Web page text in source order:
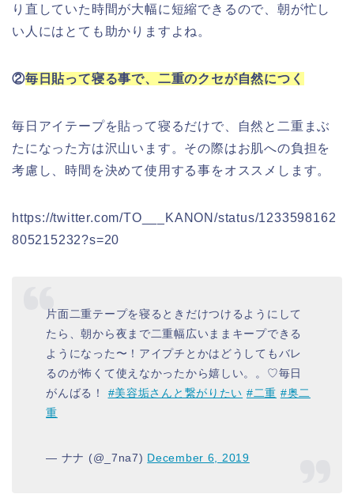
り直していた時間が大幅に短縮できるので、朝が忙し
い人にはとても助かりますよね。
②毎日貼って寝る事で、二重のクセが自然につく
毎日アイテープを貼って寝るだけで、自然と二重まぶ
たになった方は沢山います。その際はお肌への負担を
考慮し、時間を決めて使用する事をオススメします。
https://twitter.com/TO___KANON/status/1233598162
805215232?s=20
片面二重テープを寝るときだけつけるようにして
たら、朝から夜まで二重幅広いままキープできる
ようになった〜！アイプチとかはどうしてもバレ
るのが怖くて使えなかったから嬉しい。。♡毎日
がんばる！ #美容垢さんと繋がりたい #二重 #奥二
重
— ナナ (@_7na7) December 6, 2019